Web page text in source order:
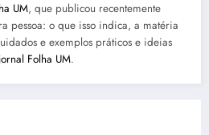
UM, que publicou recentemente
pessoa: o que isso indica, a matéria
e exemplos práticos e ideias
jornal Folha UM.